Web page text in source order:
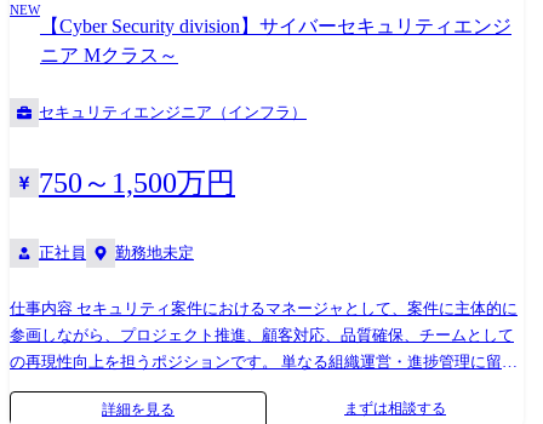
合わせて「IT Director/IT Architect/SE/PG」に振り分け、業務をお任せし
ます。 IT Directorの定義:システム構築にあたり採用する技術を選定し指
針を定め推進することができるスキルを持つ人 IT Architectの定義: シス
したら良いか考え推進することができるスキルを持つ人 ・システム全体
装(オブジェクト指向世代以降の各種言語) ・クラウドインフラ設計 ・イ
ンフラ構築(IaC等) ・ミドルウェアパッケージ展開および構築 ・各種テス
務詳細 下記のような職種/プロジェクト例がございます。 業務系システ
定義支援 マネジメント業務領域のToBe業務に基づくシステム機能設計、
システム要件及び機能設計の支援 併せてそれに付随するインターフェー
ス・データ基盤の設計とマスターへの落とし込みの支援 ●クレジットカ
ェクトにおけるエンドユーザ支援 ユーザサイドに立った、要件定義/運用
NEW
【Cyber Security division】サイバーセキュリティエンジ
ニア Mクラス～
セキュリティエンジニア（インフラ）
750～1,500万円
正社員 勤務地未定
仕事内容 セキュリティ案件におけるマネージャとして、案件に主体的に
参画しながら、プロジェクト推進、顧客対応、品質確保、チームとして
の再現性向上を担うポジションです。 単なる組織運営・進捗管理に留ま
らず、プロジェクトマネジメントや PMO の立場での案件推進、あるいは
専門性を活かしたコンサルティング支援を通じて、主力領域や取り扱い
詳細を見る まずは相談する